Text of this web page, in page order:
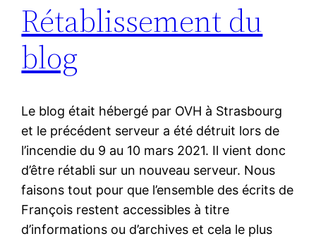
Rétablissement du
blog
Le blog était hébergé par OVH à Strasbourg
et le précédent serveur a été détruit lors de
l’incendie du 9 au 10 mars 2021. Il vient donc
d’être rétabli sur un nouveau serveur. Nous
faisons tout pour que l’ensemble des écrits de
François restent accessibles à titre
d’informations ou d’archives et cela le plus